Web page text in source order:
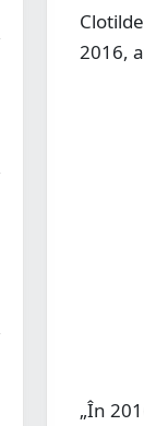
2016,
„În